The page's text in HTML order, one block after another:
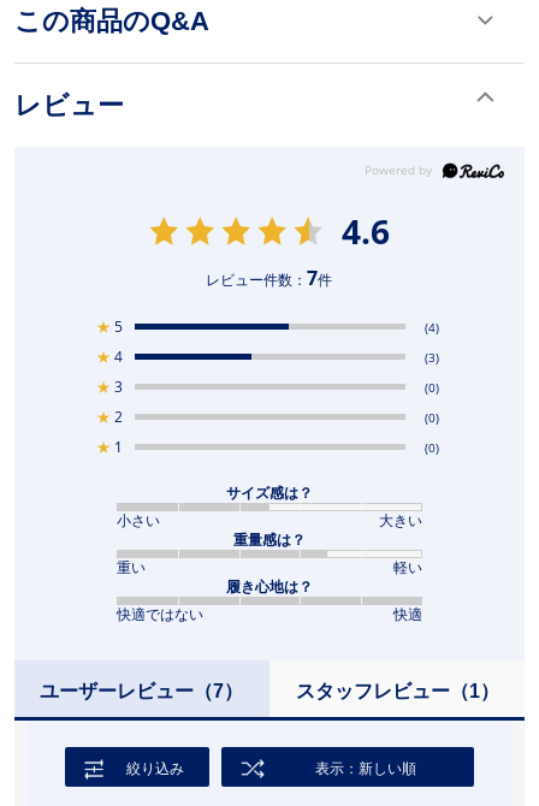
この商品のQ&A
レビュー
4.6
レビュー件数：7件
★ 5 (4)
★ 4 (3)
★ 3 (0)
★ 2 (0)
★ 1 (0)
サイズ感は？
小さい
大きい
重量感は？
重い
軽い
履き心地は？
快適ではない
快適
ユーザーレビュー （7） スタッフレビュー（1）
絞り込み 表示：新しい順